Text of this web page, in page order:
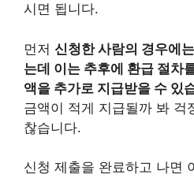
시면 됩니다.
먼저 신청한 사람의 경우에
는데 이는 추후에 환급 절차
액을 추가로 지급받을 수 있
금액이 적게 지급될까 봐 걱
찮습니다.
신청 제출을 완료하고 나면